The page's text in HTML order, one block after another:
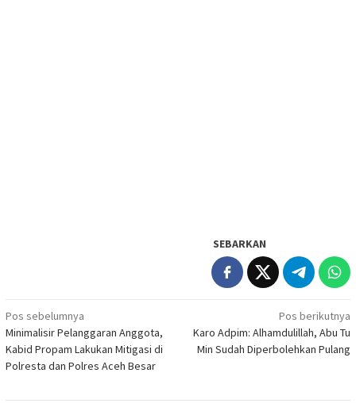
SEBARKAN
Navigasi
pos
Pos sebelumnya
Minimalisir Pelanggaran Anggota,
Kabid Propam Lakukan Mitigasi di
Polresta dan Polres Aceh Besar
Pos berikutnya
Karo Adpim: Alhamdulillah, Abu Tu
Min Sudah Diperbolehkan Pulang